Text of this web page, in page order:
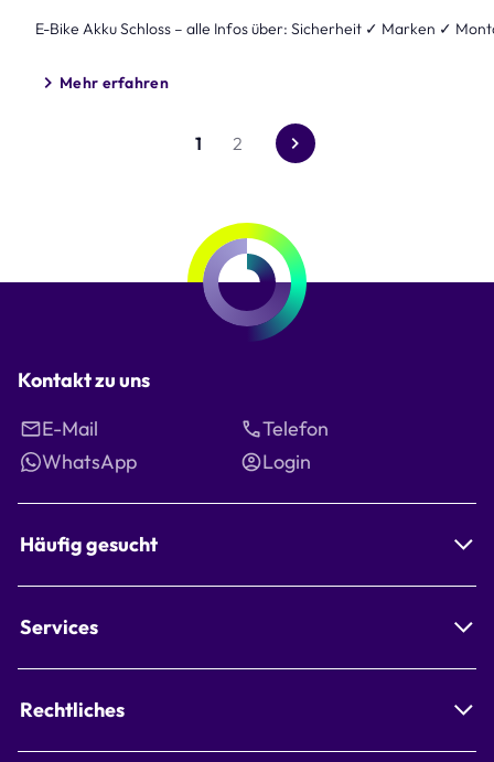
E-Bike Akku Schloss – alle Infos über: Sicherheit ✓ Marken ✓
Mehr erfahren
1 2
Gehe
Seite
Kontakt zu uns
E-Mail
Telefon
WhatsApp
Login
Häufig gesucht
Services
Rechtliches